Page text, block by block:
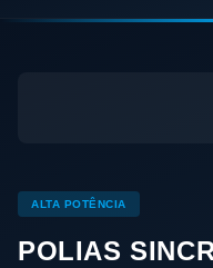
ALTA POTÊNCIA
POLIAS